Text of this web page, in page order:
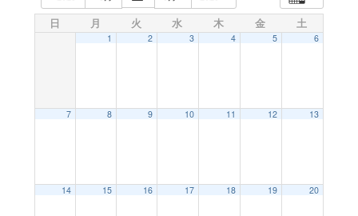
日 月 火 水 木 金 土
1 2 3 4 5 6
7 8 9 10 11 12 13
14 15 16 17 18 19 20